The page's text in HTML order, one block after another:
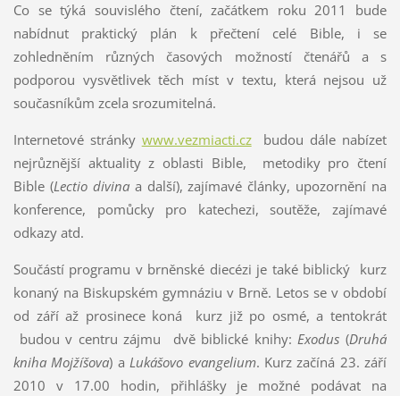
Co se týká souvislého čtení, začátkem roku 2011 bude
nabídnut praktický plán k přečtení celé Bible, i se
zohledněním různých časových možností čtenářů a s
podporou vysvětlivek těch míst v textu, která nejsou už
současníkům zcela srozumitelná.
Internetové stránky www.vezmiacti.czbudou dále nabízet
nejrůznější aktuality z oblasti Bible, metodiky pro čtení
Bible (Lectio divinaa další), zajímavé články, upozornění na
konference, pomůcky pro katechezi, soutěže, zajímavé
odkazy atd.
Součástí programu v brněnské diecézi je také biblický kurz
konaný na Biskupském gymnáziu v Brně. Letos se v období
od září až prosinece koná kurz již po osmé, a tentokrát
budou v centru zájmu dvě biblické knihy:Exodus (Druhá
kniha Mojžíšova) aLukášovo evangelium. Kurz začíná 23. září
2010 v 17.00 hodin, přihlášky je možné podávat na